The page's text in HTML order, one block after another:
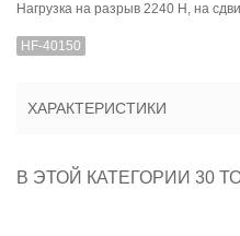
Нагрузка на разрыв 2240 H, на
HF-40150
ХАРАКТЕРИСТИКИ
В ЭТОЙ КАТЕГОРИИ 30